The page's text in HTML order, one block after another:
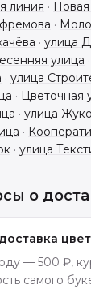
линия ·
·
· улица
улица ·
· улица
· Цветочная
· улица
·
· улица
о
— 500 ₽,
самого